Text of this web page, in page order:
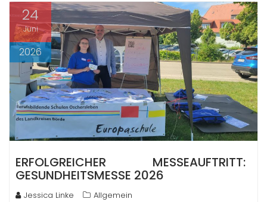
24
Juni
2026
ERFOLGREICHER MESSEAUFTRITT:
GESUNDHEITSMESSE 2026
Jessica Linke
Allgemein